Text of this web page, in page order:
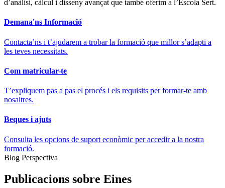
d’anàlisi, càlcul i disseny avançat que també oferim a l’Escola Sert.
Demana'ns Informació
Contacta’ns i t’ajudarem a trobar la formació que millor s’adapti a
les teves necessitats.
Com matricular-te
T’expliquem pas a pas el procés i els requisits per formar-te amb
nosaltres.
Beques i ajuts
Consulta les opcions de suport econòmic per accedir a la nostra
formació.
Blog Perspectiva
Publicacions sobre Eines